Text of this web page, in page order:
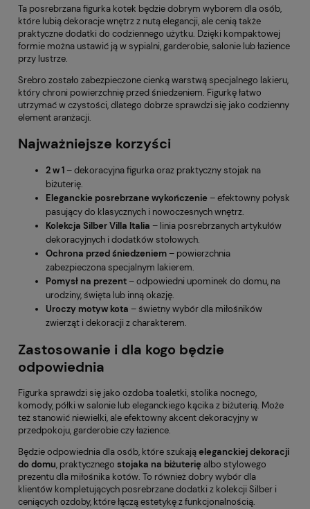
Ta posrebrzana figurka kotek będzie dobrym wyborem dla osób,
które lubią dekoracje wnętrz z nutą elegancji, ale cenią także
praktyczne dodatki do codziennego użytku. Dzięki kompaktowej
formie można ustawić ją w sypialni, garderobie, salonie lub łazience
przy lustrze.
Srebro zostało zabezpieczone cienką warstwą specjalnego lakieru,
który chroni powierzchnię przed śniedzeniem. Figurkę łatwo
utrzymać w czystości, dlatego dobrze sprawdzi się jako codzienny
element aranżacji.
Najważniejsze korzyści
2 w 1– dekoracyjna figurka oraz praktyczny stojak na
biżuterię.
Eleganckie posrebrzane wykończenie– efektowny połysk
pasujący do klasycznych i nowoczesnych wnętrz.
Kolekcja Silber Villa Italia – linia posrebrzanych artykułów
dekoracyjnych i dodatków stołowych.
Ochrona przed śniedzeniem– powierzchnia
zabezpieczona specjalnym lakierem.
Pomysł na prezent– odpowiedni upominek do domu, na
urodziny, święta lub inną okazję.
Uroczy motyw kota – świetny wybór dla miłośników
zwierząt i dekoracji z charakterem.
Zastosowanie i dla kogo będzie
odpowiednia
Figurka sprawdzi się jako ozdoba toaletki, stolika nocnego,
komody, półki w salonie lub eleganckiego kącika z biżuterią. Może
też stanowić niewielki, ale efektowny akcent dekoracyjny w
przedpokoju, garderobie czy łazience.
Będzie odpowiednia dla osób, które szukająeleganckiej dekoracji
do domu, praktycznego stojaka na biżuterięalbo stylowego
prezentu dla miłośnika kotów. To również dobry wybór dla
klientów kompletujących posrebrzane dodatki z kolekcji Silber i
ceniących ozdoby, które łączą estetykę z funkcjonalnością.